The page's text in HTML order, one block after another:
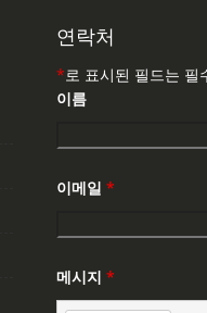
연락처
*로 표시된 필드는 필
이름
이메일 *
메시지 *